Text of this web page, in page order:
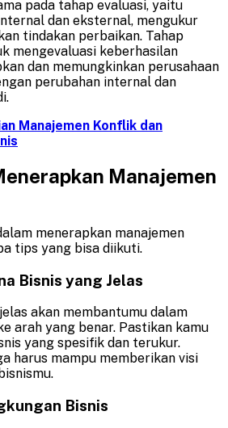
pada tahap evaluasi, yaitu
dan eksternal, mengukur
tindakan perbaikan. Tahap
mengevaluasi keberhasilan
dan memungkinkan perusahaan
perubahan internal dan
Manajemen Konflik dan
Manajemen
menerapkan manajemen
tips yang bisa diikuti.
Bisnis yang Jelas
akan membantumu dalam
arah yang benar. Pastikan kamu
yang spesifik dan terukur.
harus mampu memberikan visi
Bisnis